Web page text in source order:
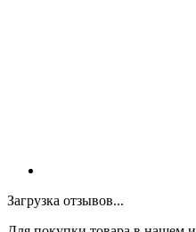
Загрузка отзывов...